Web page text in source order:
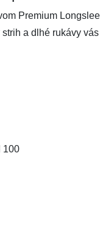
Premium
a dlhé rukávy
100